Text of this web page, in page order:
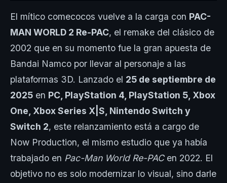
El mítico comecocos vuelve a la carga con PAC-
MAN WORLD 2 Re-PAC, el remake del clásico de
2002 que en su momento fue la gran apuesta de
Bandai Namco por llevar al personaje a las
plataformas 3D. Lanzado el 25 de septiembre de
2025 en PC, PlayStation 4, PlayStation 5, Xbox
One, Xbox Series X|S, Nintendo Switch y
Switch 2, este relanzamiento está a cargo de
Now Production, el mismo estudio que ya había
trabajado en Pac-Man World Re-PACen 2022. El
objetivo no es solo modernizar lo visual, sino darle